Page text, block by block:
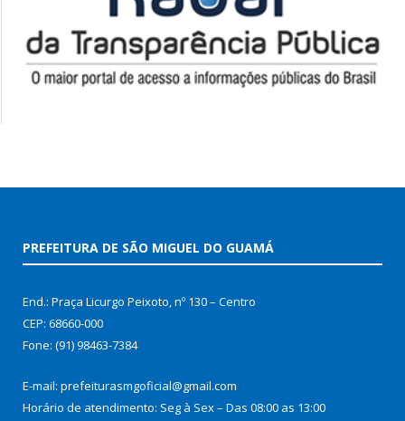
PREFEITURA DE SÃO MIGUEL DO GUAMÁ
End.: Praça Licurgo Peixoto, nº 130 – Centro
CEP: 68660-000
Fone: (91) 98463-7384
E-mail: prefeiturasmgoficial@gmail.com
Horário de atendimento: Seg à Sex – Das 08:00 as 13:00